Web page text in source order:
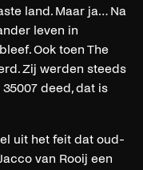
land. Maar ja… Na
leven in
Ook toen The
Zij werden steeds
deed, dat is
uit het feit dat oud-
van Rooij een